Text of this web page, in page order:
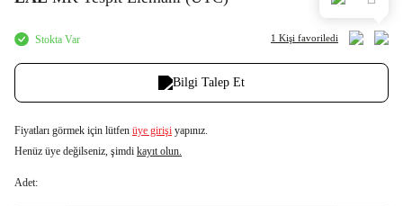
Stokta Var 1 Kişi favoriledi
Bilgi Talep Et
Fiyatları görmek için lütfen üye girişi yapınız.
Henüz üye değilseniz, şimdi kayıt olun.
Adet: